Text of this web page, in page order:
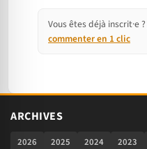
Vous êtes déjà inscrit·e ?
commenter en 1 clic
ARCHIVES
2026 2025 2024 2023